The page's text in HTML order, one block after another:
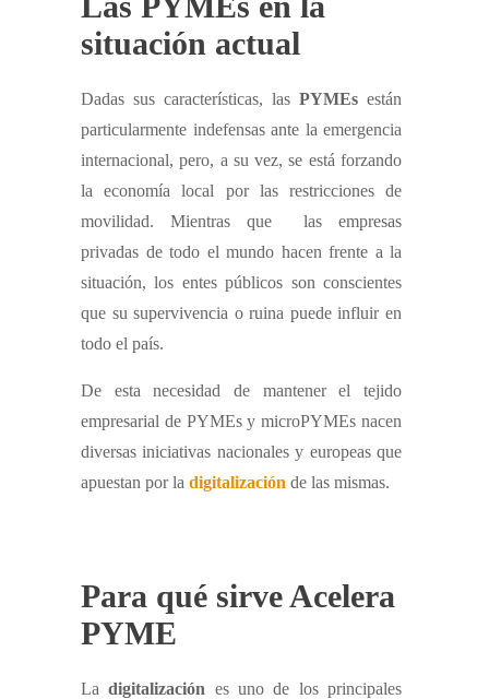
situación actual
Dadas sus características, las PYMEs están
particularmente indefensas ante la emergencia
internacional, pero, a su vez, se está forzando
la economía local por las restricciones de
movilidad. Mientras que las empresas
privadas de todo el mundo hacen frente a la
situación, los entes públicos son conscientes
que su supervivencia o ruina puede influir en
todo el país.
De esta necesidad de mantener el tejido
empresarial de PYMEs y microPYMEs nacen
diversas iniciativas nacionales y europeas que
apuestan por la digitalización de las mismas.
Para qué sirve Acelera
PYME
Ladigitalización es uno de los principales